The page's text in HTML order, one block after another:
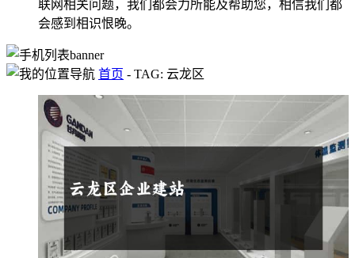
联网相关问题，我们都会力所能及帮助您，相信我们都
会感到相识恨晚。
首页 - TAG: 云龙区